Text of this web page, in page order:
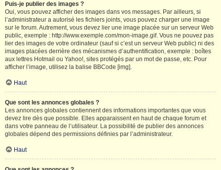
Puis-je publier des images ?
Oui, vous pouvez afficher des images dans vos messages. Par ailleurs, si
l’administrateur a autorisé les fichiers joints, vous pouvez charger une image
sur le forum. Autrement, vous devez lier une image placée sur un serveur Web
public, exemple : http://www.exemple.com/mon-image.gif. Vous ne pouvez pas
lier des images de votre ordinateur (sauf si c’est un serveur Web public) ni des
images placées derrière des mécanismes d’authentification, exemple : boîtes
aux lettres Hotmail ou Yahoo!, sites protégés par un mot de passe, etc. Pour
afficher l’image, utilisez la balise BBCode [img].
Haut
Que sont les annonces globales ?
Les annonces globales contiennent des informations importantes que vous
devez lire dès que possible. Elles apparaissent en haut de chaque forum et
dans votre panneau de l’utilisateur. La possibilité de publier des annonces
globales dépend des permissions définies par l’administrateur.
Haut